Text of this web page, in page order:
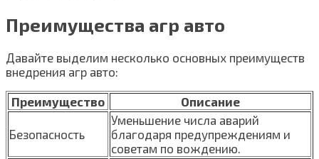
Преимущества агр авто
Давайте выделим несколько основных преимуществ
внедрения агр авто:
Преимущество Описание
Безопасность
Уменьшение числа аварий
благодаря предупреждениям и
советам по вождению.